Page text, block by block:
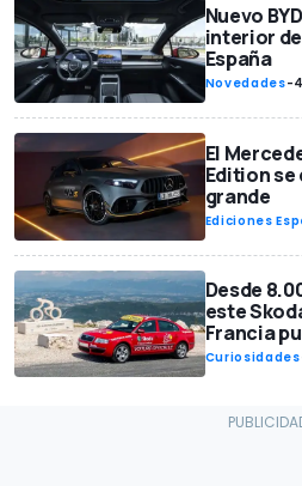
Nuevo
interior
España
Novedades-
El
Edition
grande
Ediciones
Desde
este
Francia
Curiosidades